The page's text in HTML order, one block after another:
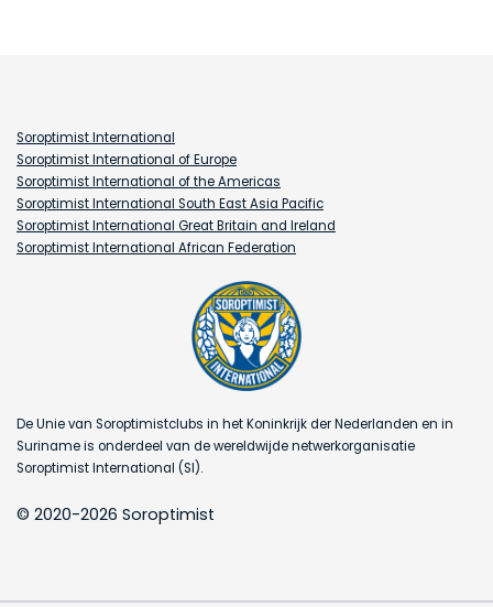
Soroptimist International
Soroptimist International of Europe
Soroptimist International of the Americas
Soroptimist International South East Asia Pacific
Soroptimist International Great Britain and Ireland
Soroptimist International African Federation
De Unie van Soroptimistclubs in het Koninkrijk der Nederlanden en in
Suriname is onderdeel van de wereldwijde netwerkorganisatie
Soroptimist International (SI).
© 2020-2026 Soroptimist